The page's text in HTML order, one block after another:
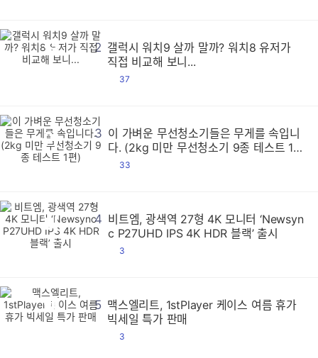
2 갤럭시 워치9 살까 말까? 워치8 유저가
직접 비교해 보니...
댓
37
갤
갤
갤
갤
갤
갤
갤
갤
갤
갤
갤
갤
갤
갤
갤
갤
갤
갤
갤
갤
갤
갤
갤
갤
갤
갤
갤
갤
갤
갤
갤
갤
갤
갤
갤
갤
갤
갤
갤
갤
갤
갤
갤
갤
갤
갤
갤
갤
갤
갤
갤
갤
갤
갤
갤
갤
갤
갤
갤
갤
갤
갤
갤
갤
갤
갤
갤
갤
갤
갤
갤
갤
갤
갤
갤
갤
갤
갤
갤
갤
갤
갤
갤
갤
갤
갤
갤
갤
갤
갤
갤
갤
갤
갤
갤
갤
갤
갤
갤
갤
갤
갤
갤
갤
갤
갤
갤
갤
갤
갤
갤
갤
갤
갤
갤
갤
갤
갤
갤
갤
갤
갤
갤
갤
갤
갤
갤
갤
갤
갤
갤
갤
갤
갤
갤
갤
갤
갤
갤
갤
갤
갤
갤
갤
갤
갤
갤
갤
갤
갤
갤
갤
갤
갤
갤
갤
갤
갤
갤
갤
갤
갤
갤
갤
갤
갤
갤
갤
갤
갤
갤
갤
갤
갤
갤
갤
갤
갤
갤
갤
갤
갤
갤
갤
갤
갤
갤
갤
갤
갤
갤
갤
갤
갤
갤
갤
갤
갤
갤
갤
갤
갤
갤
갤
갤
갤
갤
갤
갤
갤
갤
갤
갤
갤
갤
갤
갤
갤
갤
갤
갤
갤
갤
갤
갤
갤
갤
갤
갤
갤
갤
갤
갤
갤
갤
갤
갤
갤
갤
갤
갤
갤
갤
갤
갤
갤
갤
갤
갤
갤
갤
갤
갤
갤
갤
갤
갤
갤
갤
갤
갤
갤
갤
갤
갤
갤
갤
갤
갤
갤
갤
갤
갤
갤
갤
갤
갤
갤
갤
갤
갤
갤
갤
갤
갤
갤
갤
갤
갤
갤
갤
갤
갤
갤
갤
갤
갤
갤
갤
갤
갤
갤
갤
갤
갤
갤
갤
갤
갤
갤
갤
갤
갤
갤
갤
갤
갤
갤
갤
갤
갤
갤
갤
갤
갤
갤
갤
갤
갤
갤
갤
갤
갤
갤
갤
갤
갤
갤
갤
갤
갤
갤
갤
갤
갤
갤
갤
갤
갤
갤
갤
갤
갤
갤
갤
갤
갤
갤
갤
갤
갤
갤
갤
갤
갤
갤
갤
갤
갤
갤
갤
갤
갤
갤
갤
갤
갤
갤
갤
갤
갤
갤
갤
갤
갤
갤
갤
갤
갤
갤
갤
갤
갤
갤
갤
갤
갤
갤
갤
갤
갤
갤
갤
갤
갤
갤
갤
갤
갤
갤
갤
갤
갤
갤
갤
갤
갤
갤
갤
갤
갤
갤
갤
갤
갤
갤
갤
갤
갤
갤
갤
갤
갤
갤
갤
갤
갤
갤
갤
갤
갤
갤
갤
갤
갤
갤
갤
갤
갤
갤
갤
갤
갤
갤
갤
갤
갤
갤
갤
갤
갤
갤
갤
갤
갤
갤
갤
갤
갤
갤
갤
갤
갤
갤
갤
갤
갤
갤
갤
갤
갤
갤
갤
갤
갤
갤
갤
갤
갤
갤
갤
갤
갤
갤
갤
갤
갤
갤
갤
갤
갤
갤
갤
갤
갤
갤
갤
갤
갤
갤
갤
갤
갤
갤
갤
갤
갤
갤
갤
갤
갤
갤
갤
갤
갤
갤
갤
갤
갤
갤
갤
갤
갤
갤
갤
갤
갤
갤
갤
갤
갤
갤
갤
갤
3 이 가벼운 무선청소기들은 무게를 속입니
다. (2kg 미만 무선청소기 9종 테스트 1
편)댓
33
이
이
이
이
이
이
이
이
이
이
이
이
이
이
이
이
이
이
이
이
이
이
이
이
이
이
이
이
이
이
이
이
이
이
이
이
이
이
이
이
이
이
이
이
이
이
이
이
이
이
이
이
이
이
이
이
이
이
이
이
이
이
이
이
이
이
이
이
이
이
이
이
이
이
이
이
이
이
이
이
이
이
이
이
이
이
이
이
이
이
이
이
이
이
이
이
이
이
이
이
이
이
이
이
이
이
이
이
이
이
이
이
이
이
이
이
이
이
이
이
이
이
이
이
이
이
이
이
이
이
이
이
이
이
이
이
이
이
이
이
이
이
이
이
이
이
이
이
이
이
이
이
이
이
이
이
이
이
이
이
이
이
이
이
이
이
이
이
이
이
이
이
이
이
이
이
이
이
이
이
이
이
이
이
이
이
이
이
이
이
이
이
이
이
이
이
이
이
이
이
이
이
이
이
이
이
이
이
이
이
이
이
이
이
이
이
이
이
이
이
이
이
이
이
이
이
이
이
이
이
이
이
이
이
이
이
이
이
이
이
이
이
이
이
이
이
이
이
이
이
이
이
이
이
이
이
이
이
이
이
이
이
이
이
이
이
이
이
이
이
이
이
이
이
이
이
이
이
이
이
이
이
이
이
이
이
이
이
이
이
이
이
이
이
이
이
이
이
이
이
이
이
이
이
이
이
이
이
이
이
이
이
이
이
이
이
이
이
이
이
이
이
이
이
이
이
이
이
이
이
이
이
이
이
이
이
이
이
이
이
이
이
이
이
이
이
이
이
이
이
이
이
이
이
이
이
이
이
이
이
이
이
이
이
이
이
이
이
이
이
이
이
이
이
이
이
이
이
이
이
이
이
이
이
이
이
이
이
이
이
이
이
이
이
이
이
이
이
이
이
이
이
이
이
이
이
이
이
이
이
이
이
이
이
이
이
이
이
이
이
이
이
이
이
이
이
이
이
이
이
이
이
이
이
이
이
이
이
이
이
이
이
이
이
이
이
이
이
이
이
이
이
이
이
이
이
이
이
이
이
이
이
이
이
이
이
이
이
이
이
이
이
이
이
이
이
이
이
이
이
이
이
이
이
이
이
이
이
이
이
이
이
이
이
이
이
이
이
이
이
이
이
이
이
이
이
이
이
이
이
이
이
이
이
이
이
이
이
이
이
이
이
이
이
이
이
이
이
이
이
이
이
이
이
이
이
이
이
이
이
이
이
이
4 비트엠, 광색역 27형 4K 모니터 ‘Newsyn
c P27UHD IPS 4K HDR 블랙’ 출시
댓
3
비
비
비
비
비
비
비
비
비
비
비
비
비
비
비
비
비
비
비
비
비
비
비
비
비
비
비
비
비
비
비
비
비
비
비
비
비
비
비
비
비
비
비
비
비
비
비
비
비
비
비
비
비
비
비
비
비
비
비
비
비
비
비
비
비
비
비
비
비
비
비
비
비
비
비
비
비
비
비
비
비
비
비
비
비
비
비
비
비
비
비
비
비
비
비
비
비
비
비
비
비
비
비
비
비
비
비
비
비
비
비
비
비
비
비
비
비
비
비
비
비
비
비
비
비
비
비
비
비
비
비
비
비
비
비
비
비
비
비
비
비
비
비
비
비
비
비
비
비
비
비
비
비
비
비
비
비
비
비
비
비
비
비
비
비
비
비
비
비
비
비
비
비
비
비
비
비
비
비
비
비
비
비
비
비
비
비
비
비
비
비
비
비
비
비
비
비
비
비
비
비
비
비
비
비
비
비
비
비
비
비
비
비
비
비
비
비
비
비
비
비
비
비
비
비
비
비
비
비
비
비
비
비
비
비
비
비
비
비
비
비
비
비
비
비
비
비
비
비
비
비
비
비
비
비
비
비
비
비
비
비
비
비
비
비
비
비
비
비
비
비
비
비
비
비
비
비
비
비
비
비
비
비
비
비
비
비
비
비
비
비
비
비
비
비
비
비
비
비
비
비
비
비
비
비
비
비
비
비
비
비
비
비
비
비
비
비
비
비
비
비
비
비
비
비
비
비
비
비
비
비
비
비
비
비
비
비
비
비
비
비
비
비
비
비
비
비
비
비
비
비
비
비
비
비
비
비
비
비
비
비
비
비
비
비
비
비
비
비
비
비
비
비
비
비
비
비
비
비
비
비
비
비
비
비
비
비
비
비
비
비
비
비
비
비
비
비
비
비
비
비
비
비
비
비
비
비
비
비
비
비
비
비
비
비
비
비
비
비
비
비
비
비
비
비
비
비
비
비
비
비
비
비
비
비
비
비
비
비
비
비
비
비
비
비
비
비
비
비
비
비
비
비
비
비
비
비
비
비
비
비
비
비
비
비
비
비
비
비
비
비
비
비
비
비
비
비
비
비
비
비
비
비
비
비
비
비
비
비
비
비
비
비
비
비
비
비
비
비
비
비
비
비
비
비
비
비
비
비
비
비
비
비
비
비
비
비
비
비
비
비
비
비
비
비
비
비
비
비
비
비
비
비
비
비
비
비
비
비
비
비
비
비
비
비
비
5 맥스엘리트, 1stPlayer 케이스 여름 휴가
빅세일 특가 판매
댓
3
맥
맥
맥
맥
맥
맥
맥
맥
맥
맥
맥
맥
맥
맥
맥
맥
맥
맥
맥
맥
맥
맥
맥
맥
맥
맥
맥
맥
맥
맥
맥
맥
맥
맥
맥
맥
맥
맥
맥
맥
맥
맥
맥
맥
맥
맥
맥
맥
맥
맥
맥
맥
맥
맥
맥
맥
맥
맥
맥
맥
맥
맥
맥
맥
맥
맥
맥
맥
맥
맥
맥
맥
맥
맥
맥
맥
맥
맥
맥
맥
맥
맥
맥
맥
맥
맥
맥
맥
맥
맥
맥
맥
맥
맥
맥
맥
맥
맥
맥
맥
맥
맥
맥
맥
맥
맥
맥
맥
맥
맥
맥
맥
맥
맥
맥
맥
맥
맥
맥
맥
맥
맥
맥
맥
맥
맥
맥
맥
맥
맥
맥
맥
맥
맥
맥
맥
맥
맥
맥
맥
맥
맥
맥
맥
맥
맥
맥
맥
맥
맥
맥
맥
맥
맥
맥
맥
맥
맥
맥
맥
맥
맥
맥
맥
맥
맥
맥
맥
맥
맥
맥
맥
맥
맥
맥
맥
맥
맥
맥
맥
맥
맥
맥
맥
맥
맥
맥
맥
맥
맥
맥
맥
맥
맥
맥
맥
맥
맥
맥
맥
맥
맥
맥
맥
맥
맥
맥
맥
맥
맥
맥
맥
맥
맥
맥
맥
맥
맥
맥
맥
맥
맥
맥
맥
맥
맥
맥
맥
맥
맥
맥
맥
맥
맥
맥
맥
맥
맥
맥
맥
맥
맥
맥
맥
맥
맥
맥
맥
맥
맥
맥
맥
맥
맥
맥
맥
맥
맥
맥
맥
맥
맥
맥
맥
맥
맥
맥
맥
맥
맥
맥
맥
맥
맥
맥
맥
맥
맥
맥
맥
맥
맥
맥
맥
맥
맥
맥
맥
맥
맥
맥
맥
맥
맥
맥
맥
맥
맥
맥
맥
맥
맥
맥
맥
맥
맥
맥
맥
맥
맥
맥
맥
맥
맥
맥
맥
맥
맥
맥
맥
맥
맥
맥
맥
맥
맥
맥
맥
맥
맥
맥
맥
맥
맥
맥
맥
맥
맥
맥
맥
맥
맥
맥
맥
맥
맥
맥
맥
맥
맥
맥
맥
맥
맥
맥
맥
맥
맥
맥
맥
맥
맥
맥
맥
맥
맥
맥
맥
맥
맥
맥
맥
맥
맥
맥
맥
맥
맥
맥
맥
맥
맥
맥
맥
맥
맥
맥
맥
맥
맥
맥
맥
맥
맥
맥
맥
맥
맥
맥
맥
맥
맥
맥
맥
맥
맥
맥
맥
맥
맥
맥
맥
맥
맥
맥
맥
맥
맥
맥
맥
맥
맥
맥
맥
맥
맥
맥
맥
맥
맥
맥
맥
맥
맥
맥
맥
맥
맥
맥
맥
맥
맥
맥
맥
맥
맥
맥
맥
맥
맥
맥
맥
맥
맥
맥
맥
맥
맥
맥
맥
맥
맥
맥
맥
맥
맥
맥
맥
맥
맥
맥
맥
맥
맥
맥
맥
맥
맥
맥
맥
맥
맥
맥
맥
맥
맥
맥
맥
맥
맥
맥
맥
맥
맥
맥
맥
맥
맥
맥
맥
맥
맥
맥
맥
맥
맥
맥
맥
맥
맥
맥
맥
맥
맥
맥
맥
맥
맥
맥
맥
맥
맥
맥
맥
맥
맥
맥
맥
맥
맥
맥
맥
맥
맥
맥
맥
맥
맥
맥
맥
맥
맥
맥
맥
맥
맥